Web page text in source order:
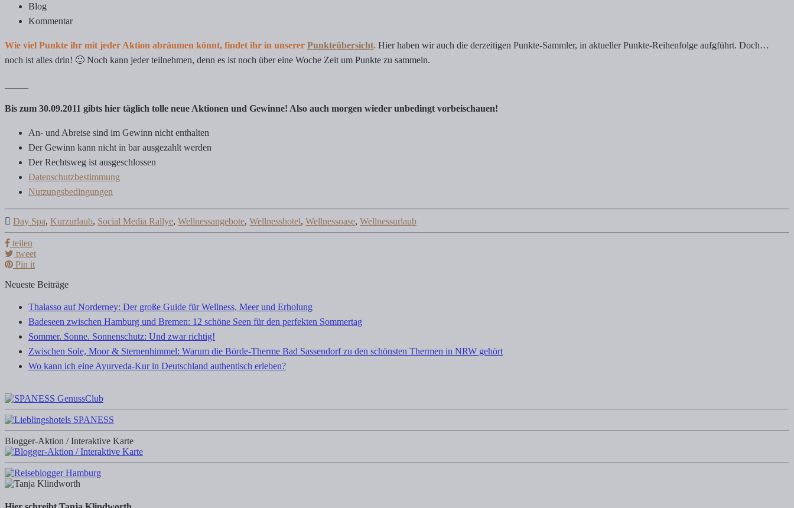
Blog
Kommentar
Wie viel Punkte ihr mit jeder Aktion abräumen könnt, findet ihr in unserer Punkteübersicht. Hier haben wir auch die derzeitigen Punkte-Sammler, in aktueller Punkte-Reihenfolge aufgführt. Doch…
noch ist alles drin! 🙂 Noch kann jeder teilnehmen, denn es ist noch über eine Woche Zeit um Punkte zu sammeln.
Bis zum 30.09.2011 gibts hier täglich tolle neue Aktionen und Gewinne! Also auch morgen wieder unbedingt vorbeischauen!
An- und Abreise sind im Gewinn nicht enthalten
Der Gewinn kann nicht in bar ausgezahlt werden
Der Rechtsweg ist ausgeschlossen
Datenschutzbestimmung
Nutzungsbedingungen
Day Spa, Kurzurlaub, Social Media Rallye, Wellnessangebote, Wellnesshotel, Wellnessoase, Wellnessurlaub
teilen
tweet
Pin it
Neueste Beiträge
Thalasso auf Norderney: Der große Guide für Wellness, Meer und Erholung
Badeseen zwischen Hamburg und Bremen: 12 schöne Seen für den perfekten Sommertag
Sommer. Sonne. Sonnenschutz: Und zwar richtig!
Zwischen Sole, Moor & Sternenhimmel: Warum die Börde-Therme Bad Sassendorf zu den schönsten Thermen in NRW gehört
Wo kann ich eine Ayurveda-Kur in Deutschland authentisch erleben?
Blogger-Aktion / Interaktive Karte